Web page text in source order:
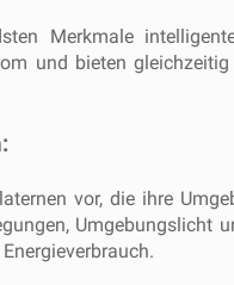
Merkmale
und bieten
vor, die ihre
Umgebungslicht